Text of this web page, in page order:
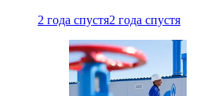
2 года спустя2 года спустя